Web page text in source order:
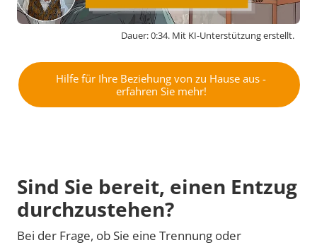
www.youtube-nocookie.com, you consent to
transmit data to this third party.
Dauer: 0:34. Mit KI-Unterstützung erstellt.
Hilfe für Ihre Beziehung von zu Hause aus -
erfahren Sie mehr!
Sind Sie bereit, einen Entzug
durchzustehen?
Bei der Frage, ob Sie eine Trennung oder